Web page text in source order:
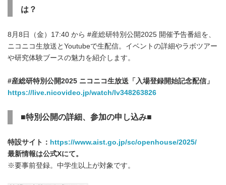
は？
8月8日（金）17:40 から #産総研特別公開2025 開催予告番組を、
ニコニコ生放送とYoutubeで生配信。イベントの詳細やラボツアー
や研究体験ブースの魅力を紹介します。
#産総研特別公開2025 ニコニコ生放送「入場登録開始記念配信」
https://live.nicovideo.jp/watch/lv348263826
■特別公開の詳細、参加の申し込み■
特設サイト： https://www.aist.go.jp/sc/openhouse/2025/
最新情報は公式Xにて。
※要事前登録。中学生以上が対象です。